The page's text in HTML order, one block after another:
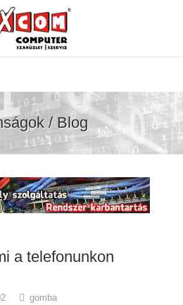
/ Blog
a telefonunkon
gomba